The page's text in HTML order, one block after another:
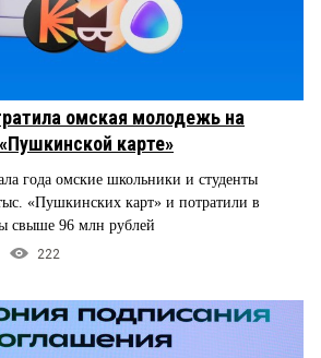
омская молодежь на
карте»
года омские школьники и студенты
«Пушкинских карт» и потратили в
свыше 96 млн рублей
222